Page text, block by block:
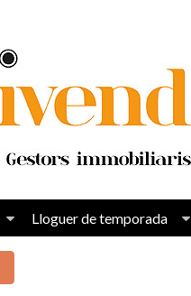
Lloguer de temporada